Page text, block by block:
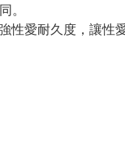
。
性愛耐久度，讓性